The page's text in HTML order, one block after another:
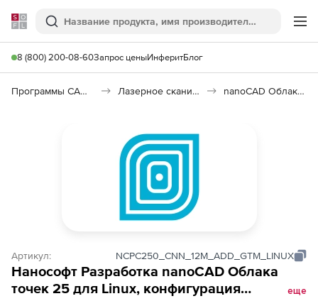
Softline
Поиск
8 (800) 200-08-60Запрос ценыИнферитБлог
Программы САПР и ГИС Лазерное сканирование nanoCAD Облака точек
Артикул: NCPC250_CNN_12M_ADD_GTM_LINUX
Нанософт Разработка nanoCAD Облака
точек 25 для Linux, конфигурация
еще